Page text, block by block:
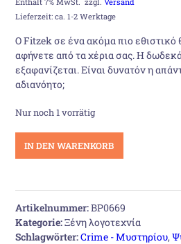
war:
19,50 €
ist:
Lieferzeit: ca. 1-2 Werktage
O Fitzek σε ένα ακόμα πιο εθιστικό
αφήνετε από τα χέρια σας. Η
εξαφανίζεται. Είναι δυνατόν η
αδιανόητο;
Nur noch 1 vorrätig
θεραπεία
IN DEN WARENKORB
Artikelnummer:BP0669
Kategorie:Ξένη λογοτεχνία
Schlagwörter:Crime - Μυστηρίου,